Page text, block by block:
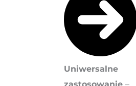
Uniwersalne
zastosowanie –